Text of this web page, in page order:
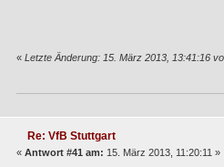
« Letzte Änderung: 15. März 2013, 13:41:16
Re: VfB Stuttgart
« Antwort #41 am: 15. März 2013, 11:20:11 »